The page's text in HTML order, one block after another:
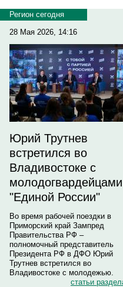
Регион сегодня
28 Мая 2026, 14:16
Юрий Трутнев
встретился во
Владивостоке с
молодогвардейцами
"Единой России"
Во время рабочей поездки в
Приморский край Зампред
Правительства РФ –
полномочный представитель
Президента РФ в ДФО Юрий
Трутнев встретился во
Владивостоке с молодежью.
статьи